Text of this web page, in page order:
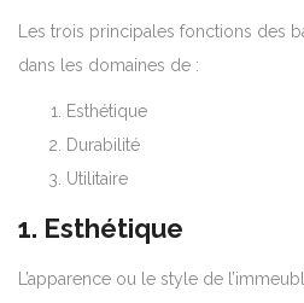
Les trois principales fonctions des
dans les domaines de :
Esthétique
Durabilité
Utilitaire
1. Esthétique
L’apparence ou le style de